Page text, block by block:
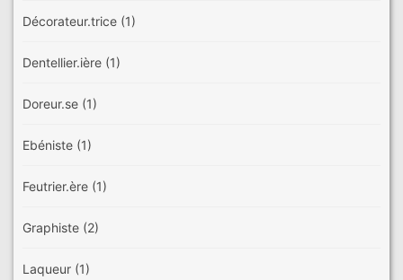
Décorateur.trice (1)
Dentellier.ière (1)
Doreur.se (1)
Ebéniste (1)
Feutrier.ère (1)
Graphiste (2)
Laqueur (1)